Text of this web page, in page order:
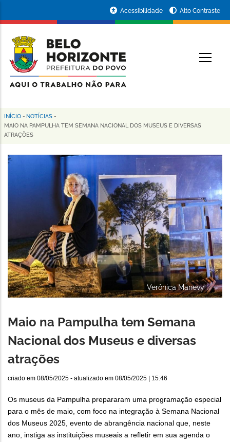
conteúdo
principal
da
Prefeitura
de
Horizonte
Acessibilidade Alto Contraste
Trilha
de
navegação
INÍCIO - NOTÍCIAS -
MAIO NA PAMPULHA TEM SEMANA NACIONAL DOS MUSEUS E DIVERSAS
ATRAÇÕES
Verônica Manevy
Maio na Pampulha tem Semana
Nacional dos Museus e diversas
atrações
criado em 08/05/2025 - atualizado em 08/05/2025 | 15:46
Os museus da Pampulha prepararam uma programação especial
para o mês de maio, com foco na integração à Semana Nacional
dos Museus 2025, evento de abrangência nacional que, neste
ano, instiga as instituições museais a refletir em sua agenda o